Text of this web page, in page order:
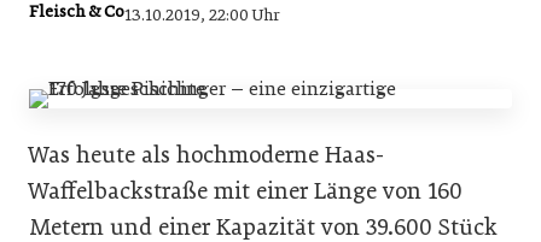
Fleisch & Co13.10.2019, 22:00 Uhr
Was heute als hochmoderne Haas-
Waffelbackstraße mit einer Länge von 160
Metern und einer Kapazität von 39.600 Stück